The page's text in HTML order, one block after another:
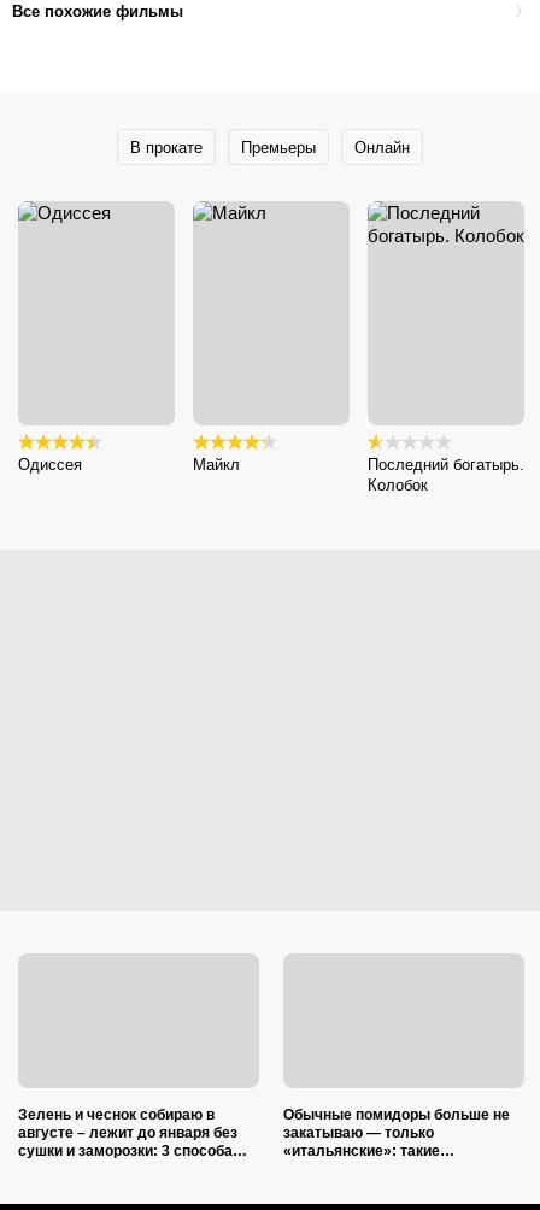
Все похожие фильмы
В прокате Премьеры Онлайн
Одиссея Майкл
Последний богатырь.
Колобок
Зелень и чеснок собираю в
августе – лежит до января без
сушки и заморозки: 3 способа
Обычные помидоры больше не
закатываю — только
«итальянские»: такие